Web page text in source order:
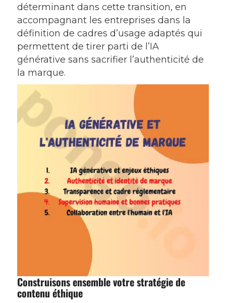
déterminant dans cette transition, en
accompagnant les entreprises dans la
définition de cadres d’usage adaptés qui
permettent de tirer parti de l’IA
générative sans sacrifier l’authenticité de
la marque.
Construisons ensemble votre stratégie de
contenu éthique